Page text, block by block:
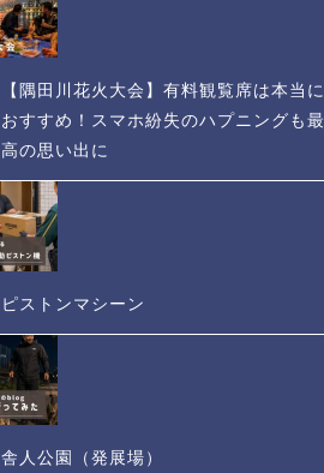
【隅田川花火大会】有料観覧席は本当に
おすすめ！スマホ紛失のハプニングも最
高の思い出に
ピストンマシーン
舎人公園（発展場）